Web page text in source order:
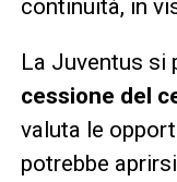
continuità, in
La Juventus si
cessione del
valuta le
potrebbe